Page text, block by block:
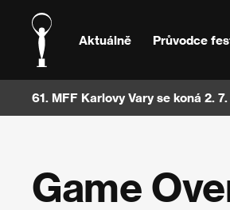
Aktuálně Průvodce
61. MFF Karlovy Vary se koná 2.
Game